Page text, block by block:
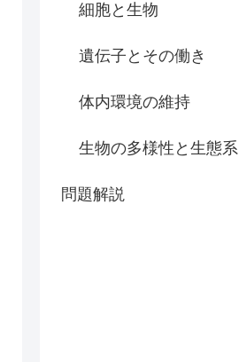
細胞と生物
遺伝子とその働き
体内環境の維持
生物の多様性と生態系
問題解説